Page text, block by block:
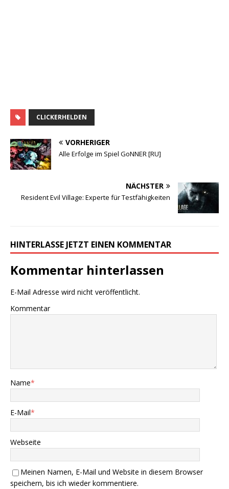
CLICKERHELDEN
VORHERIGER
Alle Erfolge im Spiel GoNNER [RU]
NÄCHSTER
Resident Evil Village: Experte für Testfähigkeiten
HINTERLASSE JETZT EINEN KOMMENTAR
Kommentar hinterlassen
E-Mail Adresse wird nicht veröffentlicht.
Kommentar
Name*
E-Mail*
Webseite
Meinen Namen, E-Mail und Website in diesem Browser
speichern, bis ich wieder kommentiere.